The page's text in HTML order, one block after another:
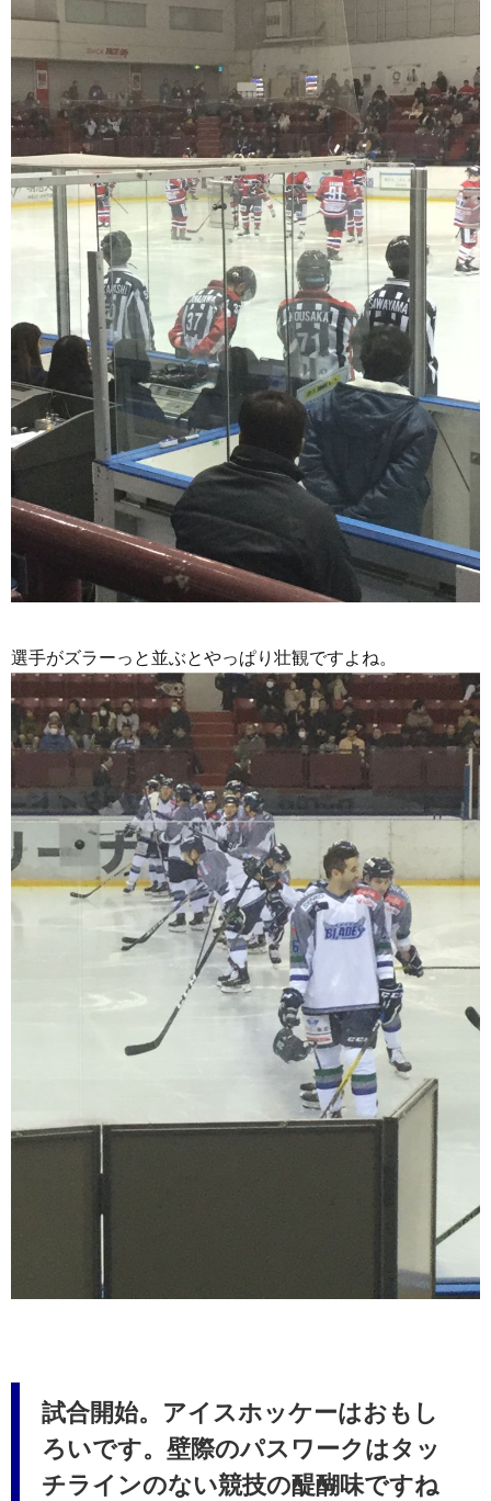
選手がズラーっと並ぶとやっぱり壮観ですよね。
試合開始。アイスホッケーはおもし
ろいです。壁際のパスワークはタッ
チラインのない競技の醍醐味ですね